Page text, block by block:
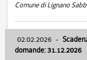
Comune di Lignano
02.02.2026 -
domande: 31.12.2026